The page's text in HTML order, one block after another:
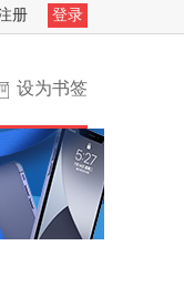
册 登录
设为书签